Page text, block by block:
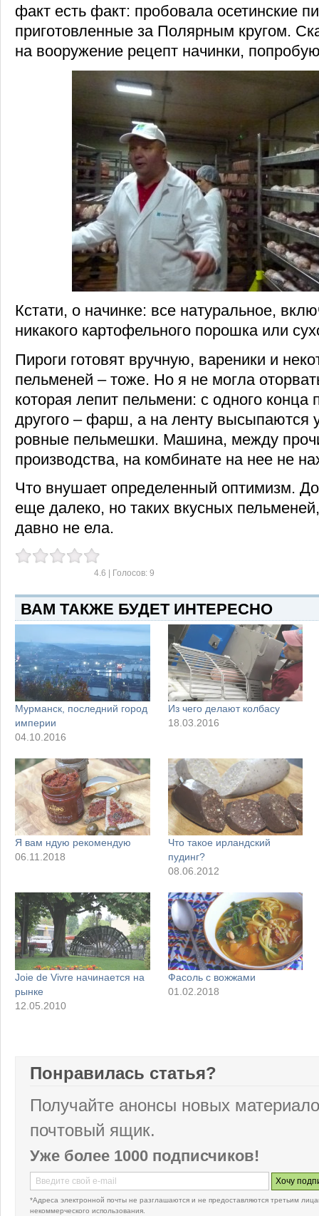
факт есть факт: пробовала осетинские
приготовленные за Полярным кругом.
на вооружение рецепт начинки,
Кстати, о начинке: все натуральное,
никакого картофельного порошка или
Пироги готовят вручную, вареники и
пельменей – тоже. Но я не могла
которая лепит пельмени: с одного конца
другого – фарш, а на ленту высыпаются
ровные пельмешки. Машина, между
производства, на комбинате на нее не
Что внушает определенный оптимизм.
еще далеко, но таких вкусных
давно не ела.
4.6 | Голосов: 9
ВАМ ТАКЖЕ БУДЕТ ИНТЕРЕСНО
Мурманск, последний город
империи
04.10.2016
Из чего делают колбасу
18.03.2016
Я вам ндую рекомендую
06.11.2018
Что такое ирландский
пудинг?
08.06.2012
Joie de Vivre начинается на
рынке
12.05.2010
Фасоль с вожжами
01.02.2018
Понравилась статья?
Получайте анонсы новых
почтовый ящик.
Уже более 1000 подписчиков!
*Адреса электронной почты не разглашаются и не предоставляются третьим
некоммерческого использования.